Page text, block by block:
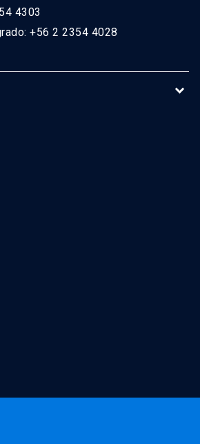
4303
+56 2 2354 4028